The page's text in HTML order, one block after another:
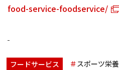
food-service-foodservice/
フードサービス スポーツ栄養